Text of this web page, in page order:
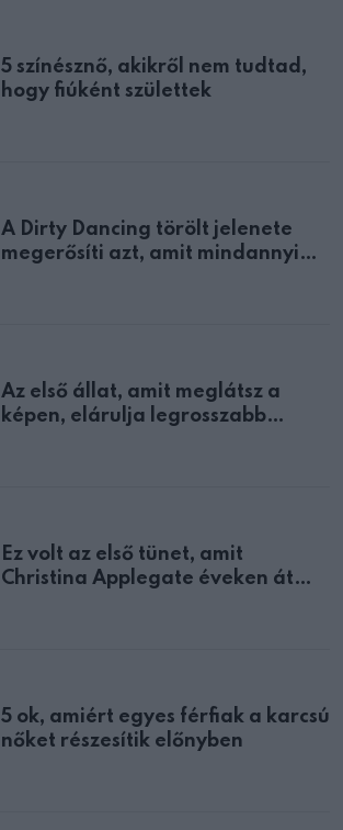
5 színésznő, akikről nem tudtad,
hogy fiúként születtek
A Dirty Dancing törölt jelenete
megerősíti azt, amit mindannyian
Az első állat, amit meglátsz a
képen, elárulja legrosszabb
Ez volt az első tünet, amit
Christina Applegate éveken át
5 ok, amiért egyes férfiak a karcsú
nőket részesítik előnyben